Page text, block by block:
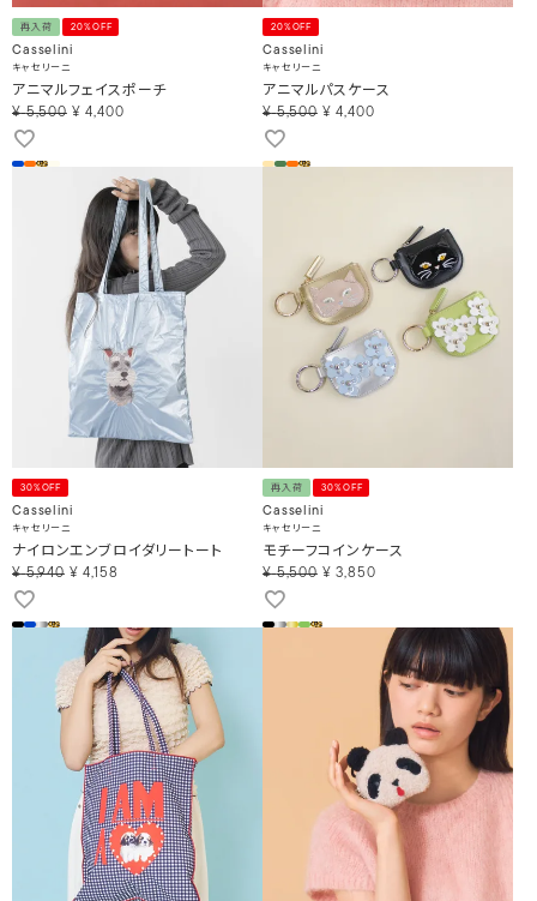
再入荷 20%OFF
Casselini
キャセリーニ
アニマルフェイスポーチ
¥ 5,500 ¥ 4,400
20%OFF
Casselini
キャセリーニ
アニマルパスケース
¥ 5,500 ¥ 4,400
30%OFF
Casselini
キャセリーニ
ナイロンエンブロイダリートート
¥ 5,940 ¥ 4,158
再入荷 30%OFF
Casselini
キャセリーニ
モチーフコインケース
¥ 5,500 ¥ 3,850